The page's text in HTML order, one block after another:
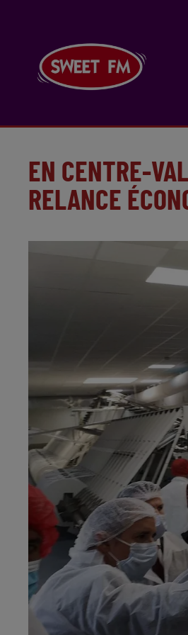
EN CENTRE-
RELANCE